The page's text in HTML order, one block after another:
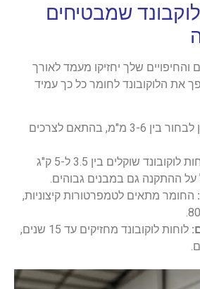
שמבטיחים
שלך יחזיקו מעמד לאורך
את הלוקובונד לחומר כל כך עמיד
ניתן לבחור בין 3-6 מ"מ, בהתאם לצרכים
לוחות לוקובונד שוקלים בין 3.5 ל-5 ק"ג
ההתקנה גם במבנים גבוהים.
החומר מתאים לטמפרטורות קיצוניות,
לוחות לוקובונד מחזיקים עד 15 שנים,